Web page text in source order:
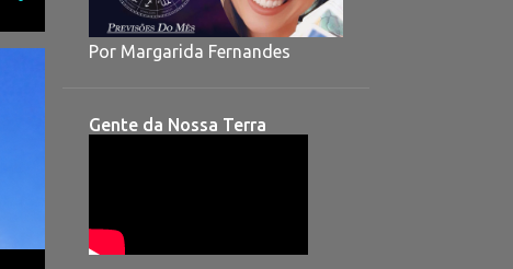
Por Margarida Fernandes
Gente da Nossa Terra